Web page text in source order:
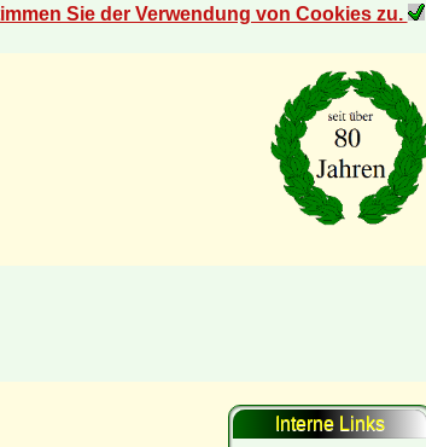
Sie der Verwendung von Cookies zu.
Interne Links